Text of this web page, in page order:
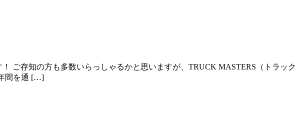
ご存知の方も多数いらっしゃるかと思いますが、TRUCK MASTERS（トラック
間を通 […]